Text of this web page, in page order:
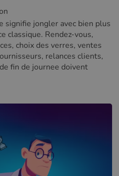
signifie jongler avec bien plus
classique. Rendez-vous,
choix des verres, ventes
relances clients,
fin de journee doivent